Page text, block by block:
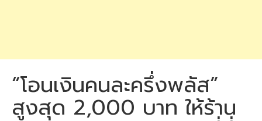
“โอนเงินคนละครึ่งพลัส”
สูงสุด 2,000 บาท ให้ร้าน